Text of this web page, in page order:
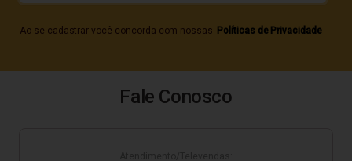
Ao se cadastrar você concorda com nossas Políticas de Privacidade
Fale Conosco